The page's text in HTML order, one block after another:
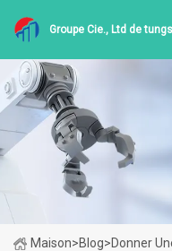
Groupe Cie., Ltd de
Maison>Blog>Donner